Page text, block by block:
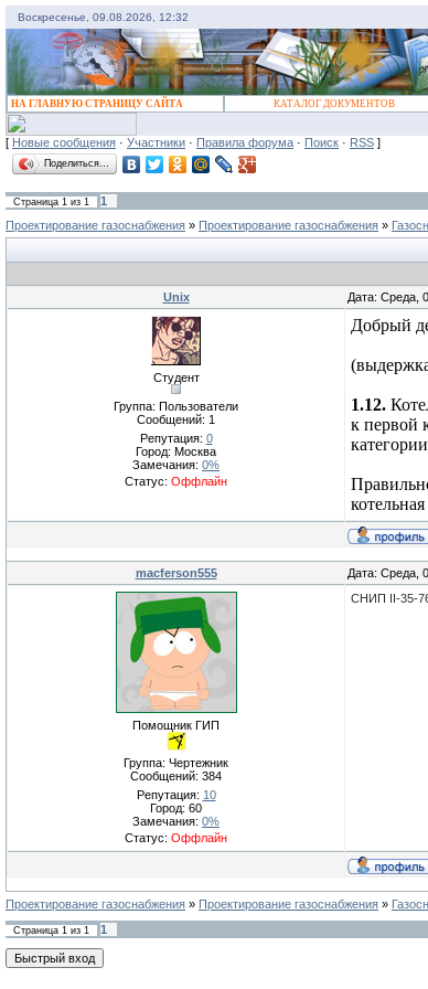
Воскресенье, 09.08.2026, 12:32
НА ГЛАВНУЮ СТРАНИЦУ САЙТА КАТАЛОГ ДОКУМЕНТОВ
[ Новые сообщения · Участники · Правила форума · Поиск · RSS ]
Поделиться…
Страница 1 из 1
1
Проектирование газоснабжения » Проектирование газоснабжения »
Unix Дата: Среда,
Студент
Группа: Пользователи
Сообщений: 1
Репутация: 0
Город: Москва
Замечания: 0%
Статус: Оффлайн
Добрый
1.12.
к первой
macferson555 Дата: Среда,
Помощник ГИП
Группа: Чертежник
Сообщений: 384
Репутация: 10
Город: 60
Замечания: 0%
Статус: Оффлайн
СНИП II-35-76
Проектирование газоснабжения » Проектирование газоснабжения »
Страница 1 из 1
1